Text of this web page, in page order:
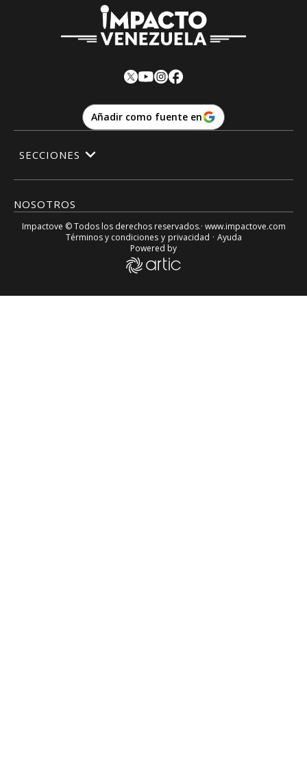
Añadir como fuente en
NOSOTROS
SECCIONES
Impactove © Todos los derechos reservados.· www.impactove.com
Términos y condiciones y privacidad · Ayuda
Powered by